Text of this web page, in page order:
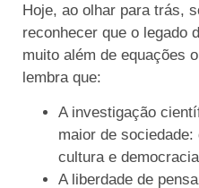
Hoje, ao olhar para trás,
reconhecer que o legado
muito além de equações
lembra que:
A investigação
maior de
cultura e
A liberdade de